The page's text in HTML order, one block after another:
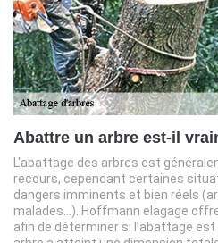
Abattre un arbre est-il
L'abattage des arbres est
recours, cependant certaines
dangers imminents et bien réels
malades…). Hoffmann elagage
afin de déterminer si l’abattage est